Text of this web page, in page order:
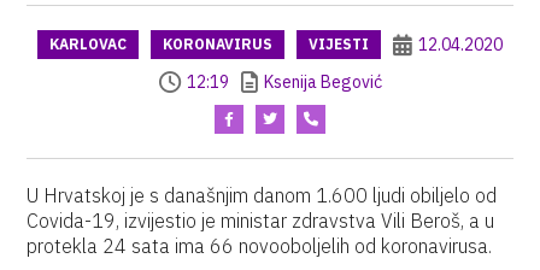
KARLOVAC KORONAVIRUS VIJESTI
12.04.2020
12:19
Ksenija Begović
U Hrvatskoj je s današnjim danom 1.600 ljudi obiljelo od
Covida-19, izvijestio je ministar zdravstva Vili Beroš, a u
protekla 24 sata ima 66 novooboljelih od koronavirusa.